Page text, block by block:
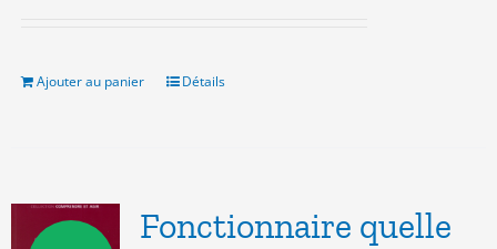
5.00€.3.00€.
Ajouter au panier Détails
Fonctionnaire quelle